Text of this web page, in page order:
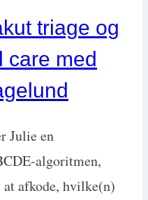
blot
fordyrende
spildtid
med
Hilarie
Jerauld
triage og
med
Julie en
algoritmen,
afkode, hvilke(n)